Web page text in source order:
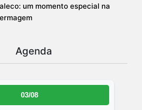
um momento especial na
Agenda
03/08